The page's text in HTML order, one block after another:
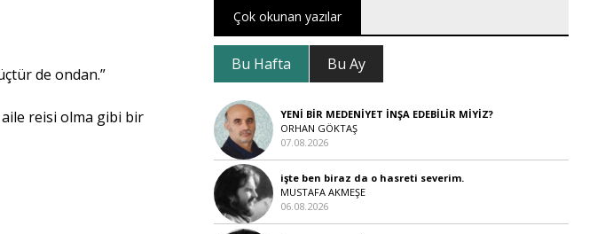
de ondan.”
reisi olma gibi bir
Çok okunan yazılar
Bu Hafta Bu Ay
YENİ BİR MEDENİYET İNŞA EDEBİLİR MİYİZ?
ORHAN GÖKTAŞ
07.08.2026
işte ben biraz da o hasreti severim.
MUSTAFA AKMEŞE
06.08.2026